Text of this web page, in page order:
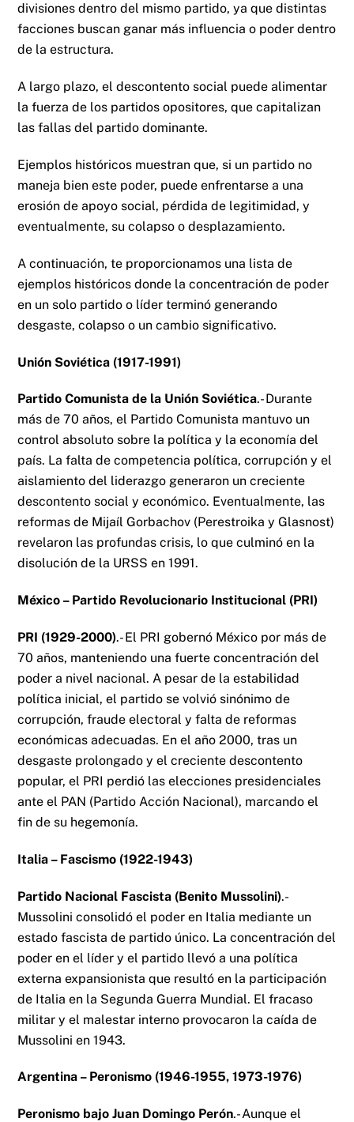
divisiones dentro del mismo partido, ya que distintas
facciones buscan ganar más influencia o poder dentro
de la estructura.
A largo plazo, el descontento social puede alimentar
la fuerza de los partidos opositores, que capitalizan
las fallas del partido dominante.
Ejemplos históricos muestran que, si un partido no
maneja bien este poder, puede enfrentarse a una
erosión de apoyo social, pérdida de legitimidad, y
eventualmente, su colapso o desplazamiento.
A continuación, te proporcionamos una lista de
ejemplos históricos donde la concentración de poder
en un solo partido o líder terminó generando
desgaste, colapso o un cambio significativo.
Unión Soviética (1917-1991)
Partido Comunista de la Unión Soviética.- Durante
más de 70 años, el Partido Comunista mantuvo un
control absoluto sobre la política y la economía del
país. La falta de competencia política, corrupción y el
aislamiento del liderazgo generaron un creciente
descontento social y económico. Eventualmente, las
reformas de Mijaíl Gorbachov (Perestroika y Glasnost)
revelaron las profundas crisis, lo que culminó en la
disolución de la URSS en 1991.
México – Partido Revolucionario Institucional (PRI)
PRI (1929-2000).- El PRI gobernó México por más de
70 años, manteniendo una fuerte concentración del
poder a nivel nacional. A pesar de la estabilidad
política inicial, el partido se volvió sinónimo de
corrupción, fraude electoral y falta de reformas
económicas adecuadas. En el año 2000, tras un
desgaste prolongado y el creciente descontento
popular, el PRI perdió las elecciones presidenciales
ante el PAN (Partido Acción Nacional), marcando el
fin de su hegemonía.
Italia – Fascismo (1922-1943)
Partido Nacional Fascista (Benito Mussolini).-
Mussolini consolidó el poder en Italia mediante un
estado fascista de partido único. La concentración del
poder en el líder y el partido llevó a una política
externa expansionista que resultó en la participación
de Italia en la Segunda Guerra Mundial. El fracaso
militar y el malestar interno provocaron la caída de
Mussolini en 1943.
Argentina – Peronismo (1946-1955, 1973-1976)
Peronismo bajo Juan Domingo Perón.- Aunque el